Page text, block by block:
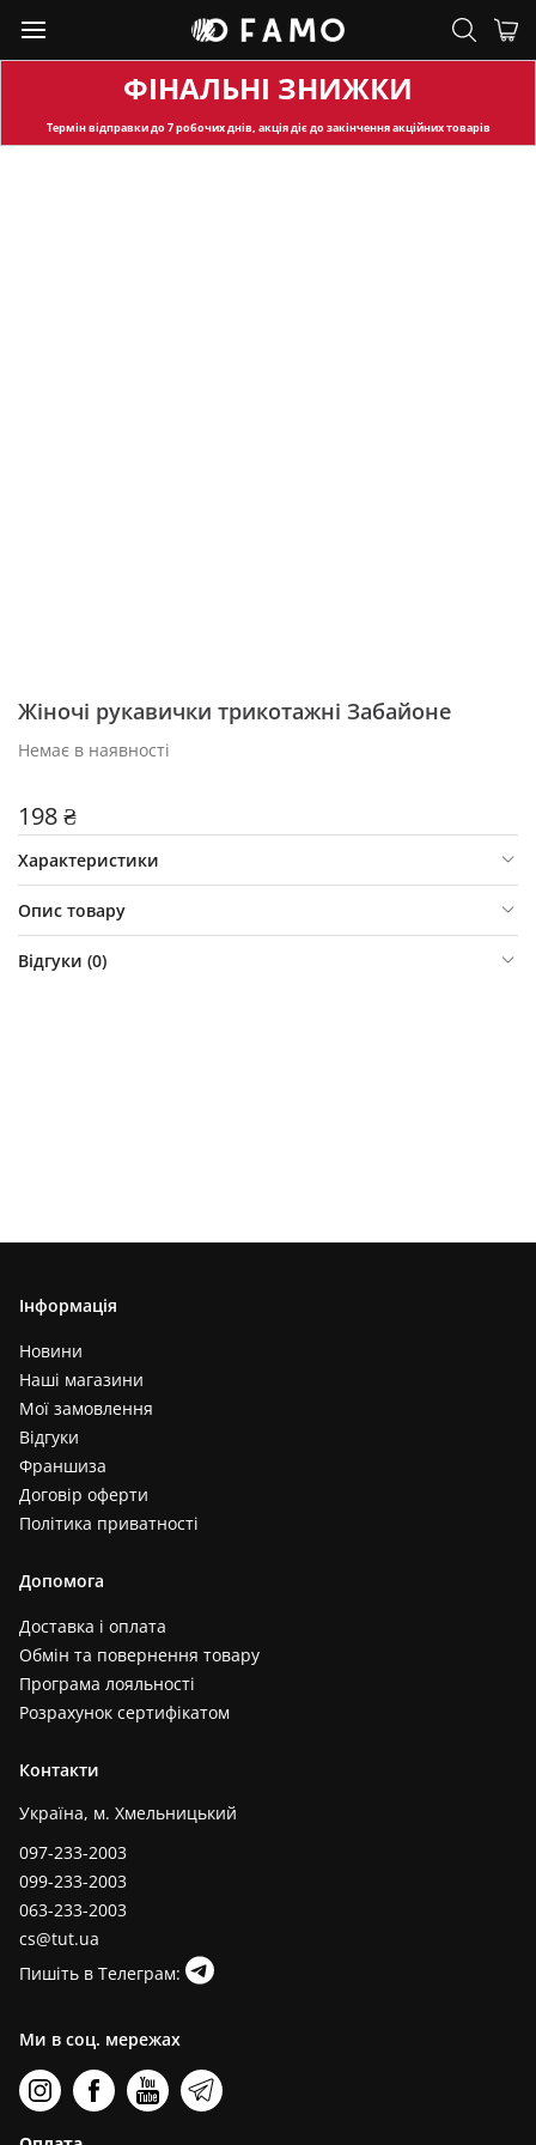
ФІНАЛЬНІ ЗНИЖКИ
Термін відправкидо 7 робочих днів, акція діє до закінчення акційних товарів
Жіночі рукавички трикотажні Забайоне
Немає в наявності
198 ₴
Характеристики
Опис товару
Відгуки (0)
Інформація
Новини
Наші магазини
Мої замовлення
Відгуки
Франшиза
Договір оферти
Політика приватності
Допомога
Доставка і оплата
Обмін та повернення товару
Програма лояльності
Розрахунок сертифікатом
Контакти
Україна, м. Хмельницький
097-233-2003
099-233-2003
063-233-2003
cs@tut.ua
Пишіть в Телеграм:
Ми в соц. мережах